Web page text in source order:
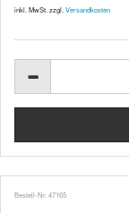
inkl. MwSt. zzgl. Versandkosten
Bestell-Nr. 47165